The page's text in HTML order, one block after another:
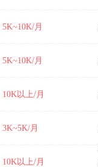
5K~10K/月
5K~10K/月
10K以上/月
3K~5K/月
10K以上/月